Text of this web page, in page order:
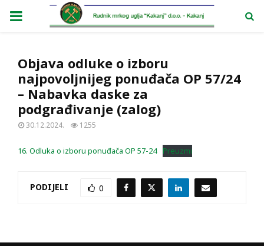
PRIMARY
Objava odluke o izboru
najpovoljnijeg ponuđača OP 57/24
– Nabavka daske za
podgrađivanje (zalog)
30.12.2024. 1255
16. Odluka o izboru ponuđača OP 57-24 Preuzmi
PODIJELI 0